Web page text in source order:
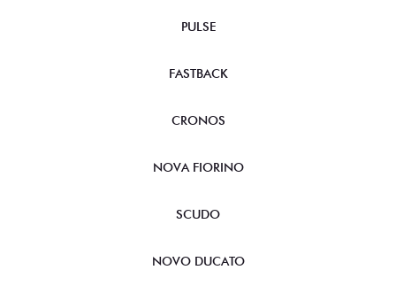
PULSE
FASTBACK
CRONOS
NOVA FIORINO
SCUDO
NOVO DUCATO